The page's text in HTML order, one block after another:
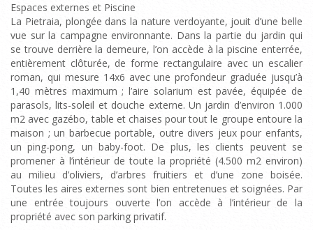
Espaces externes et Piscine
La Pietraia, plongée dans la nature verdoyante, jouit d’une belle
vue sur la campagne environnante. Dans la partie du jardin qui
se trouve derrière la demeure, l’on accède à la piscine enterrée,
entièrement clôturée, de forme rectangulaire avec un escalier
roman, qui mesure 14x6 avec une profondeur graduée jusqu’à
1,40 mètres maximum ; l’aire solarium est pavée, équipée de
parasols, lits-soleil et douche externe. Un jardin d’environ 1.000
m2 avec gazébo, table et chaises pour tout le groupe entoure la
maison ; un barbecue portable, outre divers jeux pour enfants,
un ping-pong, un baby-foot. De plus, les clients peuvent se
promener à l’intérieur de toute la propriété (4.500 m2 environ)
au milieu d’oliviers, d’arbres fruitiers et d’une zone boisée.
Toutes les aires externes sont bien entretenues et soignées. Par
une entrée toujours ouverte l’on accède à l’intérieur de la
propriété avec son parking privatif.